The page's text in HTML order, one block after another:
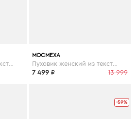
МОСМЕХА
Пуховик женский из текстиля с капюшоном
13 999
7 499 ₽
-59%